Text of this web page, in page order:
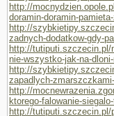
http://
doramin-doramin-
http://
zadnych-dodatkow-gdy-
http://tutiputi.szczecin.pl/
nie-wszystko-jak-na-
http://
zapadlych-
http://
ktorego-falowanie-
http://tutiputi.szczecin.pl/